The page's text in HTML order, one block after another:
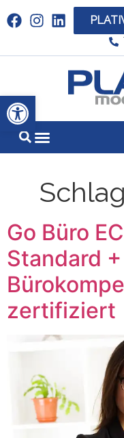
Link zu
Go Büro
Standard +
zertifiziert